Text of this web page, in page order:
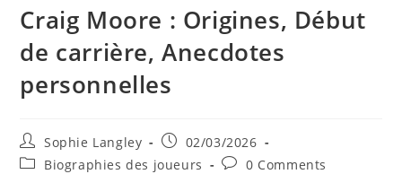
Craig Moore : Origines, Début
de carrière, Anecdotes
personnelles
Post
author:
Sophie Langley
Post
published:
02/03/2026
PostBiographies des joueurs
Post0 Comments